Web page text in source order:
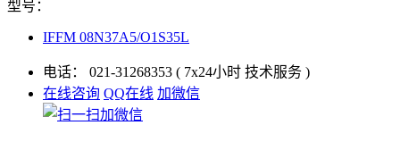
型号：
IFFM 08N37A5/O1S35L
电话： 021-31268353 ( 7x24小时 技术服务 )
在线咨询 QQ在线 加微信